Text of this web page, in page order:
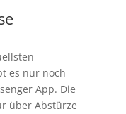
es nur noch
App. Die
über Abstürze